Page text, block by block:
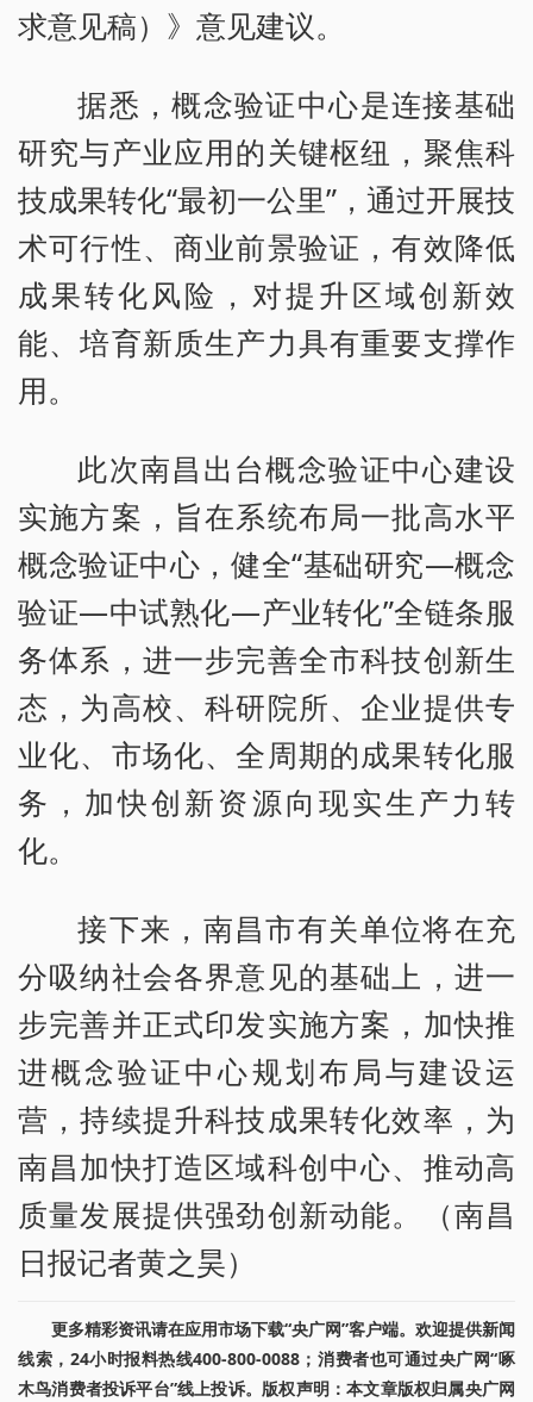
求意见稿）》意见建议。
据悉，概念验证中心是连接基础
研究与产业应用的关键枢纽，聚焦科
技成果转化“最初一公里”，通过开展技
术可行性、商业前景验证，有效降低
成果转化风险，对提升区域创新效
能、培育新质生产力具有重要支撑作
用。
此次南昌出台概念验证中心建设
实施方案，旨在系统布局一批高水平
概念验证中心，健全“基础研究—概念
验证—中试熟化—产业转化”全链条服
务体系，进一步完善全市科技创新生
态，为高校、科研院所、企业提供专
业化、市场化、全周期的成果转化服
务，加快创新资源向现实生产力转
化。
接下来，南昌市有关单位将在充
分吸纳社会各界意见的基础上，进一
步完善并正式印发实施方案，加快推
进概念验证中心规划布局与建设运
营，持续提升科技成果转化效率，为
南昌加快打造区域科创中心、推动高
质量发展提供强劲创新动能。（南昌
日报记者黄之昊）
更多精彩资讯请在应用市场下载“央广网”客户端。欢迎提供新闻
线索，24小时报料热线400-800-0088；消费者也可通过央广网“啄
木鸟消费者投诉平台”线上投诉。版权声明：本文章版权归属央广网